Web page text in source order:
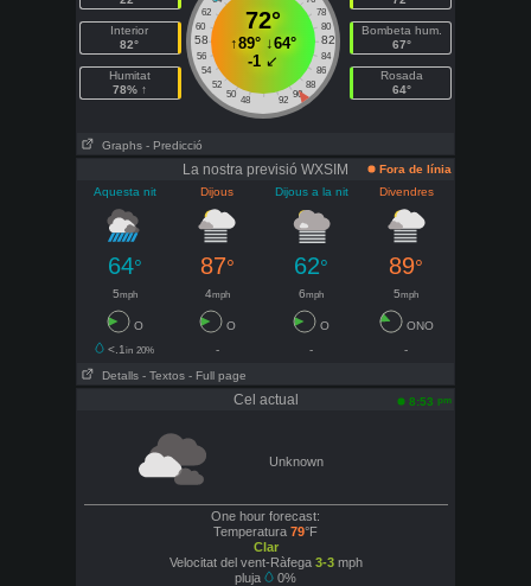
Interior
82°
Humitat
78% ↑
62
78
60
80
58 82
56
84
54
86
52
88
50
90
48 92
72°
↑89° ↓64°
-1 ↙
Bombeta hum.
67°
Rosada
64°
Graphs - Predicció
La nostra previsió WXSIM
Fora de línia
Aquesta nit
Dijous Dijous a la nit Divendres
64° 87° 62° 89°
5mph 4mph 6mph 5mph
O O O
ONO
<.1 in 20% - -
-
Detalls - Textos - Full page
Cel actual 8:53 pm
Unknown
One hour forecast:
Temperatura 79°F
Clar
Velocitat del vent-Ràfega 3-3mph
pluja
0%